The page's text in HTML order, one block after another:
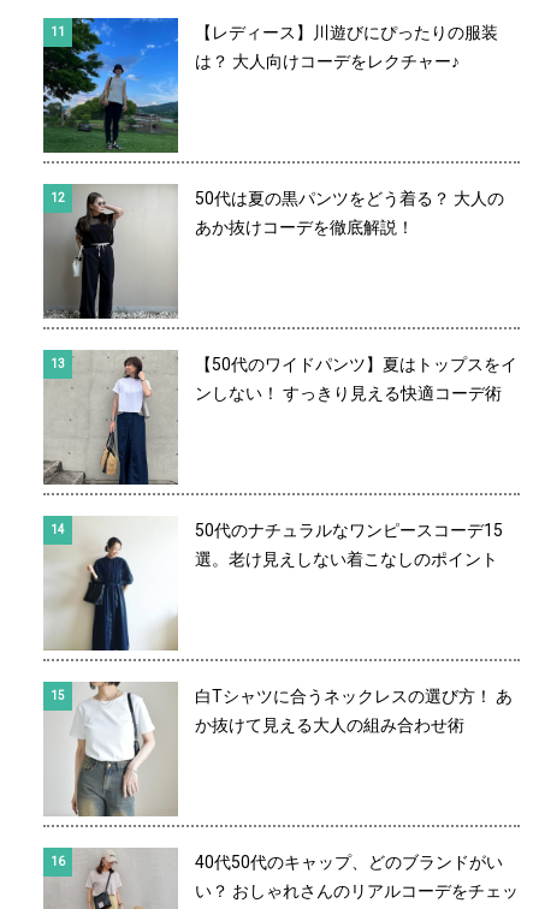
【レディース】川遊びにぴったりの服装
は？ 大人向けコーデをレクチャー♪
50代は夏の黒パンツをどう着る？ 大人の
あか抜けコーデを徹底解説！
【50代のワイドパンツ】夏はトップスをイ
ンしない！ すっきり見える快適コーデ術
50代のナチュラルなワンピースコーデ15
選。老け見えしない着こなしのポイント
白Tシャツに合うネックレスの選び方！ あ
か抜けて見える大人の組み合わせ術
40代50代のキャップ、どのブランドがい
い？ おしゃれさんのリアルコーデをチェッ